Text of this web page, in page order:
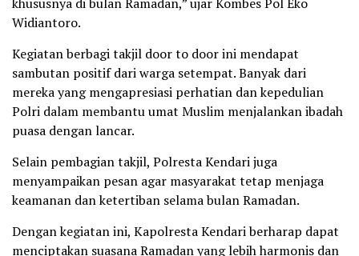
Widiantoro.
Kegiatan berbagi takjil door to door ini mendapat
sambutan positif dari warga setempat. Banyak dari
mereka yang mengapresiasi perhatian dan kepedulian
Polri dalam membantu umat Muslim menjalankan ibadah
puasa dengan lancar.
Selain pembagian takjil, Polresta Kendari juga
menyampaikan pesan agar masyarakat tetap menjaga
keamanan dan ketertiban selama bulan Ramadan.
Dengan kegiatan ini, Kapolresta Kendari berharap dapat
menciptakan suasana Ramadan yang lebih harmonis dan